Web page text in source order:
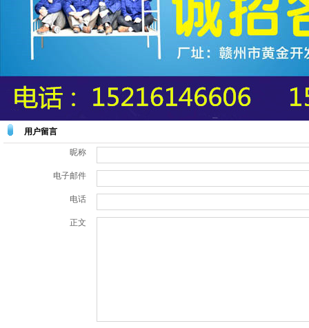
用户留言
昵称
电子邮件
电话
正文